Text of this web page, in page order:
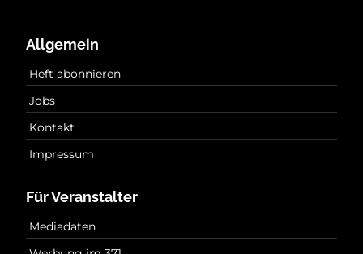
Allgemein
Heft abonnieren
Jobs
Kontakt
Impressum
Für Veranstalter
Mediadaten